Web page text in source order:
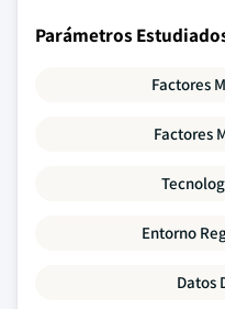
Parámetros
Factores
Factores
Entorno
Datos